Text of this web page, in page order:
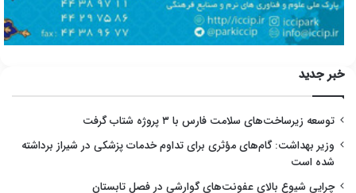
خبر جدید
توسعه زیرساخت‌های سلامت فارس با ۳ پروژه شتاب گرفت
وزیر بهداشت: گام‌های مؤثری برای تداوم خدمات پزشکی در شیراز برداشته
شده است
چرایی شیوع بالای عفونت‌های گوارشی در فصل تابستان